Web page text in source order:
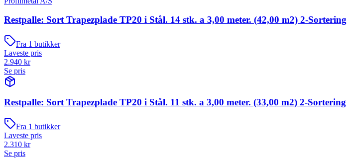
Restpalle: Sort Trapezplade TP20 i Stål. 14 stk. a 3,00 meter. (42,00 m2) 2-Sortering
Fra 1 butikker
Laveste pris
2.940 kr
Se pris
Restpalle: Sort Trapezplade TP20 i Stål. 11 stk. a 3,00 meter. (33,00 m2) 2-Sortering
Fra 1 butikker
Laveste pris
2.310 kr
Se pris